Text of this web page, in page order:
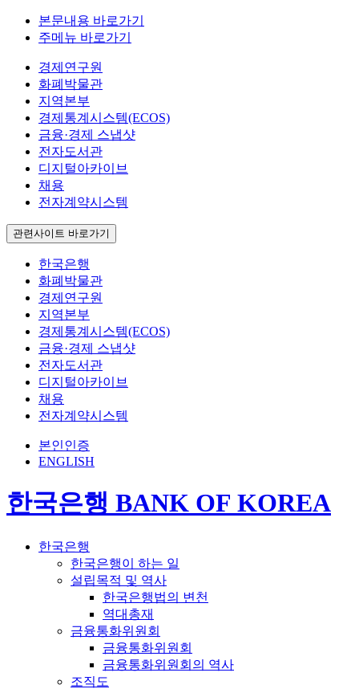
본문내용 바로가기
주메뉴 바로가기
경제연구원
화폐박물관
지역본부
경제통계시스템(ECOS)
금융·경제 스냅샷
전자도서관
디지털아카이브
채용
전자계약시스템
관련사이트 바로가기
한국은행
화폐박물관
경제연구원
지역본부
경제통계시스템(ECOS)
금융·경제 스냅샷
전자도서관
디지털아카이브
채용
전자계약시스템
본인인증
ENGLISH
한국은행 BANK OF KOREA
한국은행
한국은행이 하는 일
설립목적 및 역사
한국은행법의 변천
역대총재
금융통화위원회
금융통화위원회
금융통화위원회의 역사
조직도